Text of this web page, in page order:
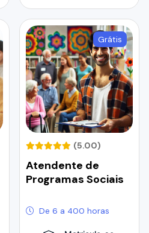
Grátis
(5.00)
Atendente de
Programas Sociais
De 6 a 400 horas